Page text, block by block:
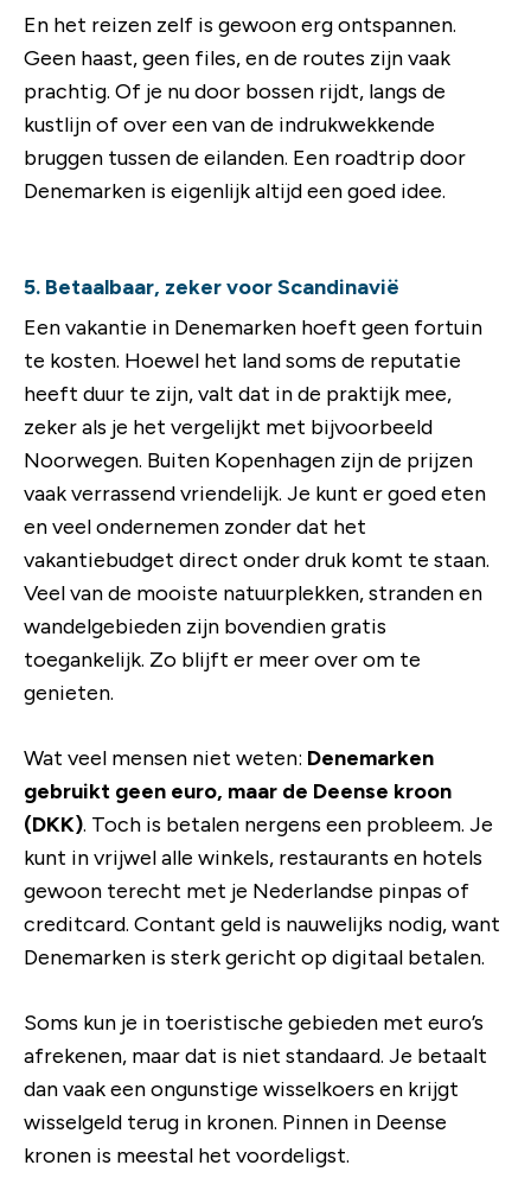
En het reizen zelf is gewoon erg ontspannen.
Geen haast, geen files, en de routes zijn vaak
prachtig. Of je nu door bossen rijdt, langs de
kustlijn of over een van de indrukwekkende
bruggen tussen de eilanden. Een roadtrip door
Denemarken is eigenlijk altijd een goed idee.
5. Betaalbaar, zeker voor Scandinavië
Een vakantie in Denemarken hoeft geen fortuin
te kosten. Hoewel het land soms de reputatie
heeft duur te zijn, valt dat in de praktijk mee,
zeker als je het vergelijkt met bijvoorbeeld
Noorwegen. Buiten Kopenhagen zijn de prijzen
vaak verrassend vriendelijk. Je kunt er goed eten
en veel ondernemen zonder dat het
vakantiebudget direct onder druk komt te staan.
Veel van de mooiste natuurplekken, stranden en
wandelgebieden zijn bovendien gratis
toegankelijk. Zo blijft er meer over om te
genieten.
Wat veel mensen niet weten: Denemarken
gebruikt geen euro, maar de Deense kroon
(DKK). Toch is betalen nergens een probleem. Je
kunt in vrijwel alle winkels, restaurants en hotels
gewoon terecht met je Nederlandse pinpas of
creditcard. Contant geld is nauwelijks nodig, want
Denemarken is sterk gericht op digitaal betalen.
Soms kun je in toeristische gebieden met euro’s
afrekenen, maar dat is niet standaard. Je betaalt
dan vaak een ongunstige wisselkoers en krijgt
wisselgeld terug in kronen. Pinnen in Deense
kronen is meestal het voordeligst.